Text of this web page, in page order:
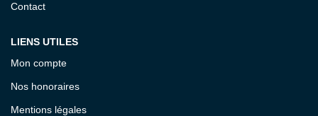
Contact
LIENS UTILES
Mon compte
Nos honoraires
Mentions légales